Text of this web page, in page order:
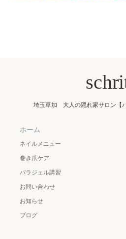
埼玉草加 大人の隠れ家サロン【
ホーム
ネイルメニュー
巻き爪ケア
パラジェル講習
お問い合わせ
お知らせ
ブログ